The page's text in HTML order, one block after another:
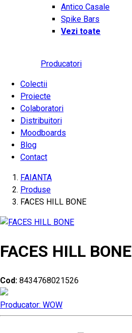
Antico Casale
Spike Bars
Vezi toate
Producatori
Colectii
Proiecte
Colaboratori
Distribuitori
Moodboards
Blog
Contact
FAIANTA
Produse
FACES HILL BONE
FACES HILL BONE
Cod: 8434768021526
Producator: WOW